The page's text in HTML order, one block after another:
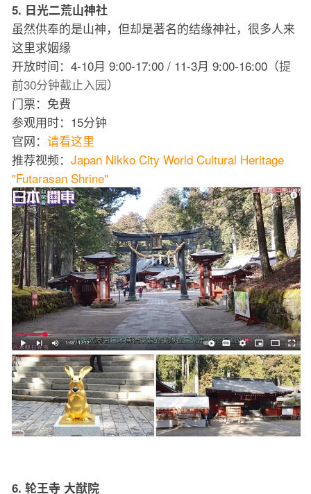
5. 日光二荒山神社
虽然供奉的是山神，但却是著名的结缘神社，很多人来
这里求姻缘
开放时间：4-10月 9:00-17:00 / 11-3月 9:00-16:00（提
前30分钟截止入园）
门票：免费
参观用时：15分钟
官网： 请看这里
推荐视频： Japan Nikko City World Cultural Heritage
"Futarasan Shrine"
6. 轮王寺 大猷院